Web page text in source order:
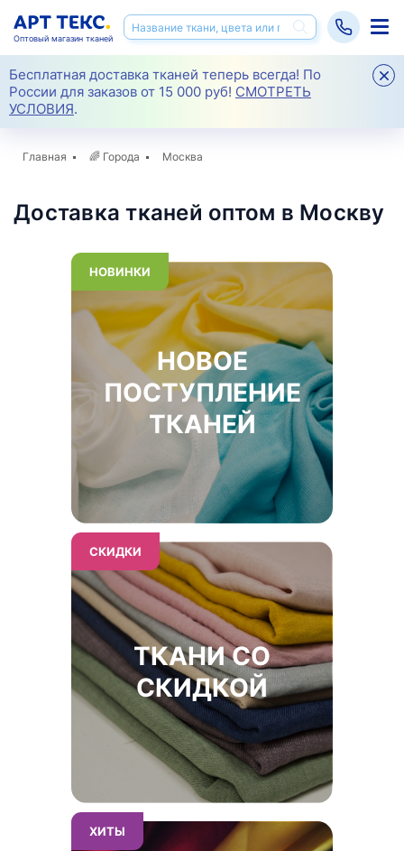
Бесплатная доставка тканей теперь всегда! По
России для заказов от 15 000 руб! СМОТРЕТЬ
УСЛОВИЯ.
Оптовый магазин тканей
Главная 🌈 Города Москва
Доставка тканей оптом в Москву
НОВИНКИ
НОВОЕ
ПОСТУПЛЕНИЕ
ТКАНЕЙ
СКИДКИ
ТКАНИ СО
СКИДКОЙ
ХИТЫ